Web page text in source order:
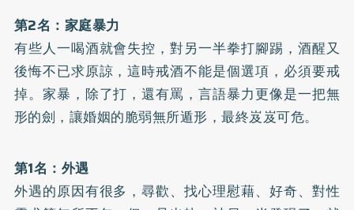
第2名：家庭暴力
有些人一喝酒就會失控，對另一半拳打腳踢，酒醒又
後悔不已求原諒，這時戒酒不能是個選項，必須要戒
掉。家暴，除了打，還有罵，言語暴力更像是一把無
形的劍，讓婚姻的脆弱無所遁形，最終岌岌可危。
第1名：外遇
外遇的原因有很多，尋歡、找心理慰藉、好奇、對性